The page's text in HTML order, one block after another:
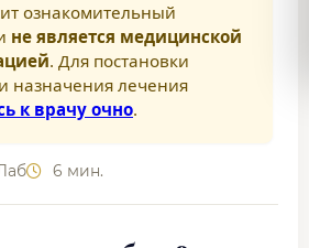
ознакомительный
не является медицинской
. Для постановки
назначения лечения
к врачу очно.
6 мин.